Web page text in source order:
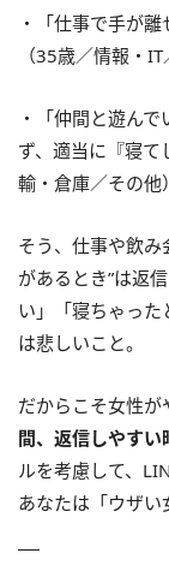
・「仕事で手が
（35歳／情報・IT
・「仲間と遊ん
ず、適当に『寝
輸・倉庫／その他）
そう、仕事や飲
があるとき”は返
い」「寝ちゃっ
は悲しいこと。
だからこそ女性が
間、返信しやすい
ルを考慮して、
あなたは「ウザい